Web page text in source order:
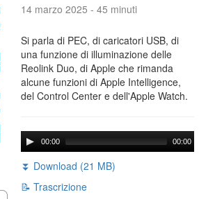
14 marzo 2025 - 45 minuti
Si parla di PEC, di caricatori USB, di
una funzione di illuminazione delle
Reolink Duo, di Apple che rimanda
alcune funzioni di Apple Intelligence,
del Control Center e dell'Apple Watch.
00:00 00:00
⏬ Download (21 MB)
📝 Trascrizione